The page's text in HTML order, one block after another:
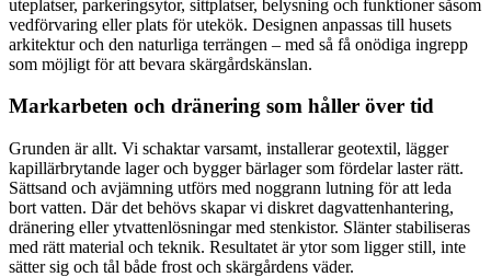
uteplatser, parkeringsytor, sittplatser, belysning och funktioner såsom
vedförvaring eller plats för utekök. Designen anpassas till husets
arkitektur och den naturliga terrängen – med så få onödiga ingrepp
som möjligt för att bevara skärgårdskänslan.
Markarbeten och dränering som håller över tid
Grunden är allt. Vi schaktar varsamt, installerar geotextil, lägger
kapillärbrytande lager och bygger bärlager som fördelar laster rätt.
Sättsand och avjämning utförs med noggrann lutning för att leda
bort vatten. Där det behövs skapar vi diskret dagvattenhantering,
dränering eller ytvattenlösningar med stenkistor. Slänter stabiliseras
med rätt material och teknik. Resultatet är ytor som ligger still, inte
sätter sig och tål både frost och skärgårdens väder.